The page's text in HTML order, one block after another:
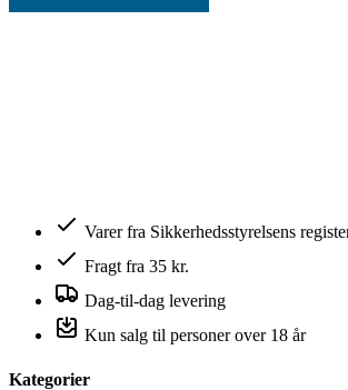
Varer fra Sikkerhedsstyrelsens
Fragt fra 35 kr.
Dag-til-dag levering
Kun salg til personer over 18 år
Kategorier